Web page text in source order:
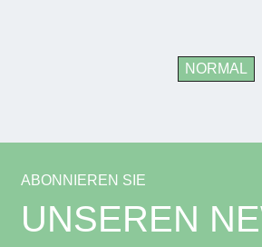
NORMAL
ABONNIEREN SIE
UNSEREN